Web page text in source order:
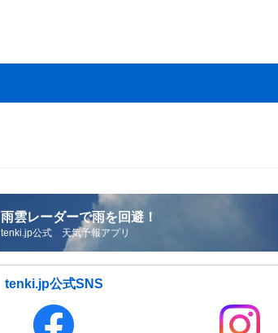
雨雲レーダーで雨を回避！
tenki.jp公式 天気予報アプリ
tenki.jp公式SNS